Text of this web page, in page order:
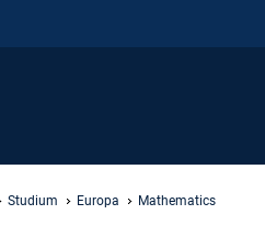
Studium Europa Mathematics